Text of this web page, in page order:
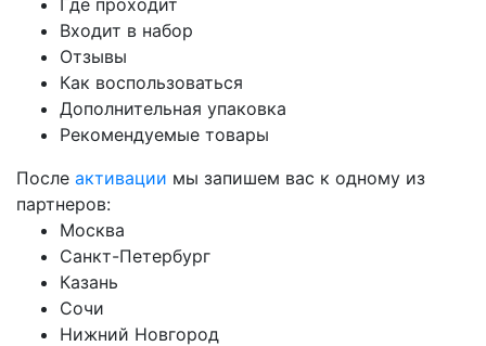
Где проходит
Входит в набор
Отзывы
Как воспользоваться
Дополнительная упаковка
Рекомендуемые товары
После активации мы запишем вас к одному из
партнеров:
Москва
Санкт-Петербург
Казань
Сочи
Нижний Новгород